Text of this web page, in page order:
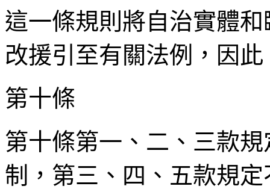
這一條規則將自治實體
改援引至有關法例，因
第十條
第十條第一、二、三款
制，第三、四、五款規